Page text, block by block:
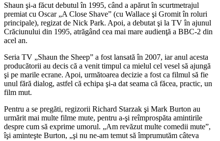
Shaun şi-a făcut debutul în 1995, când a apărut în scurtmetrajul
premiat cu Oscar „A Close Shave” (cu Wallace şi Gromit în roluri
principale), regizat de Nick Park. Apoi, a debutat şi la TV în ajunul
Crăciunului din 1995, atrăgând cea mai mare audienţă a BBC-2 din
acel an.
Seria TV „Shaun the Sheep” a fost lansată în 2007, iar anul acesta
producătorii au decis că a venit timpul ca mielul cel vesel să ajungă
şi pe marile ecrane. Apoi, următoarea decizie a fost ca filmul să fie
unul fără dialog, astfel că echipa şi-a dat seama că făcea, practic, un
film mut.
Pentru a se pregăti, regizorii Richard Starzak şi Mark Burton au
urmărit mai multe filme mute, pentru a-şi reîmprospăta amintirile
despre cum să exprime umorul. „Am revăzut multe comedii mute”,
îşi aminteşte Burton, „şi nu ne-am temut să împrumutăm câteva